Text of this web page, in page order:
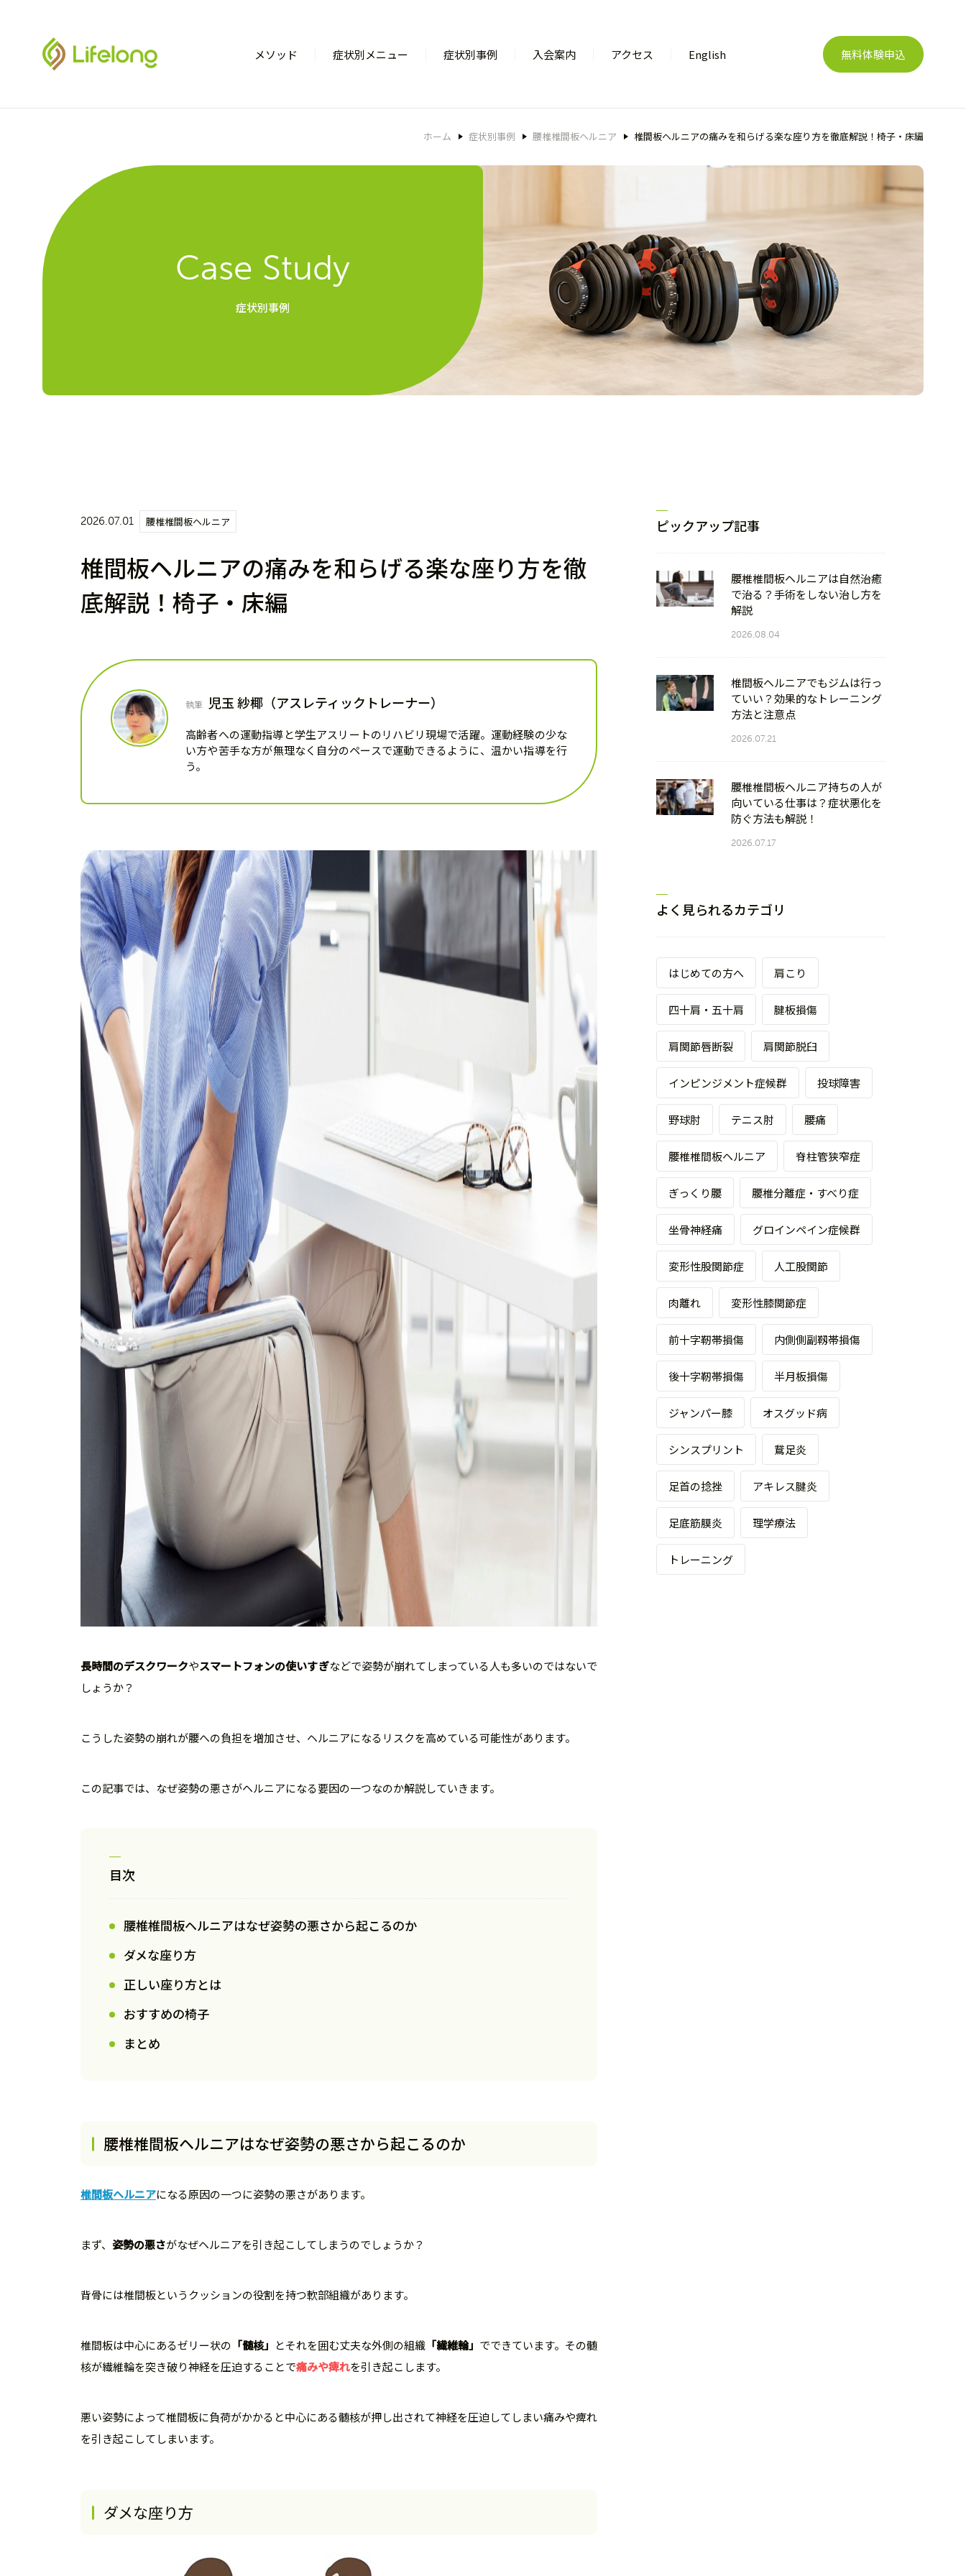
メソッド 症状別メニュー 症状別事例 入会案内 アクセス English 無料体験申込
ホーム 症状別事例 腰椎椎間板ヘルニア 椎間板ヘルニアの痛みを和らげる楽な座り方を徹底解説！椅子・床編
Case Study
症状別事例
2026.07.01 腰椎椎間板ヘルニア
椎間板ヘルニアの痛みを和らげる楽な座り方を徹
底解説！椅子・床編
執筆 児玉 紗椰（アスレティックトレーナー）
高齢者への運動指導と学生アスリートのリハビリ現場で活躍。運動経験の少な
い方や苦手な方が無理なく自分のペースで運動できるように、温かい指導を行
う。
長時間のデスクワークやスマートフォンの使いすぎなどで姿勢が崩れてしまっている人も多いのではないで
しょうか？
こうした姿勢の崩れが腰への負担を増加させ、ヘルニアになるリスクを高めている可能性があります。
この記事では、なぜ姿勢の悪さがヘルニアになる要因の一つなのか解説していきます。
目次
腰椎椎間板ヘルニアはなぜ姿勢の悪さから起こるのか
ダメな座り方
正しい座り方とは
おすすめの椅子
まとめ
腰椎椎間板ヘルニアはなぜ姿勢の悪さから起こるのか
椎間板ヘルニアになる原因の一つに姿勢の悪さがあります。
まず、 姿勢の悪さがなぜヘルニアを引き起こしてしまうのでしょうか？
背骨には椎間板というクッションの役割を持つ軟部組織があります。
椎間板は中心にあるゼリー状の 「髄核」 とそれを囲む丈夫な外側の組織 「繊維輪」 でできています。その髄
核が繊維輪を突き破り神経を圧迫することで痛みや痺れを引き起こします。
悪い姿勢によって椎間板に負荷がかかると中心にある髄核が押し出されて神経を圧迫してしまい痛みや痺れ
を引き起こしてしまいます。
ダメな座り方
ピックアップ記事
腰椎椎間板ヘルニアは自然治癒
で治る？手術をしない治し方を
解説
2026.08.04
椎間板ヘルニアでもジムは行っ
ていい？効果的なトレーニング
方法と注意点
2026.07.21
腰椎椎間板ヘルニア持ちの人が
向いている仕事は？症状悪化を
防ぐ方法も解説！
2026.07.17
よく見られるカテゴリ
はじめての方へ 肩こり
四十肩・五十肩 腱板損傷
肩関節唇断裂 肩関節脱臼
インピンジメント症候群 投球障害
野球肘 テニス肘 腰痛
腰椎椎間板ヘルニア 脊柱管狭窄症
ぎっくり腰 腰椎分離症・すべり症
坐骨神経痛 グロインペイン症候群
変形性股関節症 人工股関節
肉離れ 変形性膝関節症
前十字靭帯損傷 内側側副靱帯損傷
後十字靭帯損傷 半月板損傷
ジャンパー膝 オスグッド病
シンスプリント 鵞足炎
足首の捻挫 アキレス腱炎
足底筋膜炎 理学療法
トレーニング